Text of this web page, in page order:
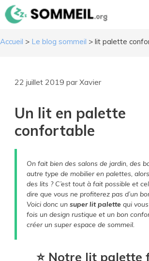
Aller
au
Accueil > Le blog sommeil > lit palette
22 juillet 2019 parXavier
​Un lit en palette
confortable
​On fait bien des salons de jardin, des
autre type de mobilier en palettes,
des lits ? C’est tout à fait possible et
dire que vous ne profiterez pas d’un
Voici donc un super lit palette qui
fois un design rustique et un bon
créer un super espace de sommeil.
⭐ Notre lit palette